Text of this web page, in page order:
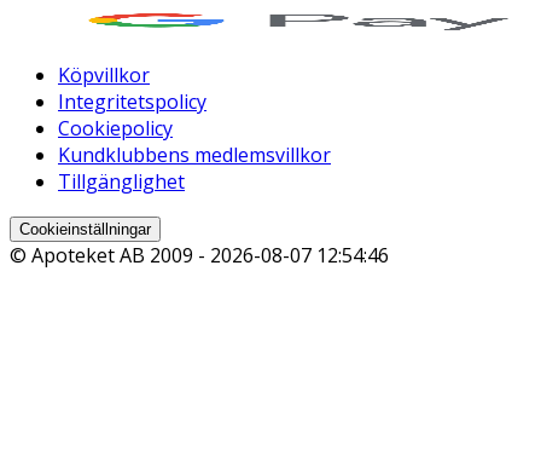
Köpvillkor
Integritetspolicy
Cookiepolicy
Kundklubbens medlemsvillkor
Tillgänglighet
Cookieinställningar
© Apoteket AB 2009 - 2026-08-07 12:54:46